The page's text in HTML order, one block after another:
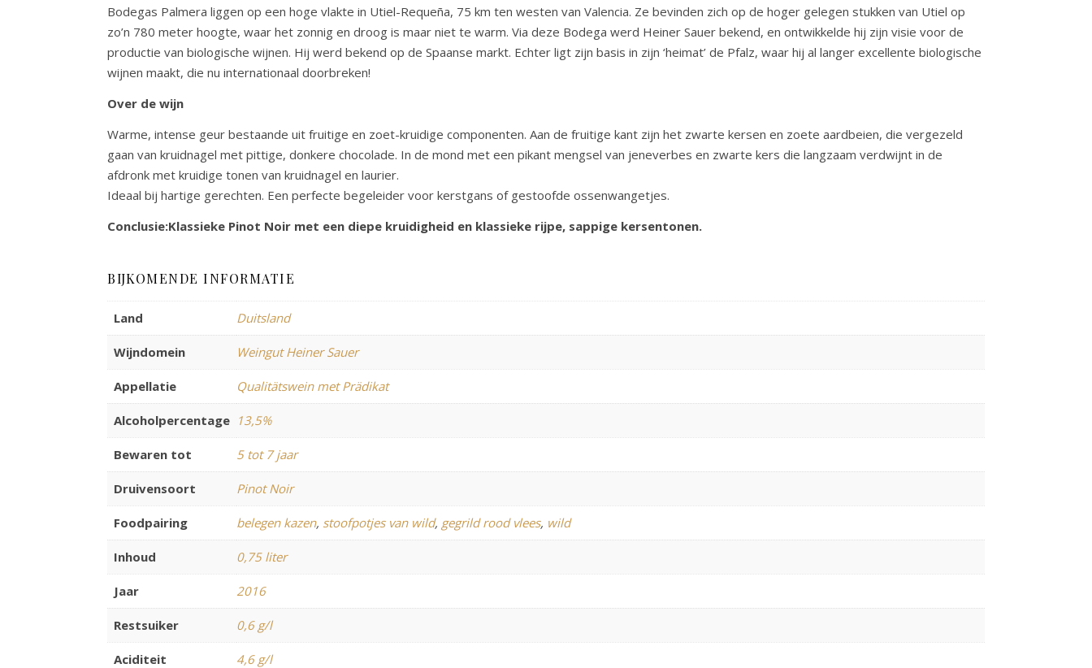
Bodegas Palmera liggen op een hoge vlakte in Utiel-Requeña, 75 km ten westen van Valencia. Ze bevinden zich op de hoger gelegen stukken van Utiel op
zo’n 780 meter hoogte, waar het zonnig en droog is maar niet te warm. Via deze Bodega werd Heiner Sauer bekend, en ontwikkelde hij zijn visie voor de
productie van biologische wijnen. Hij werd bekend op de Spaanse markt. Echter ligt zijn basis in zijn ‘heimat’ de Pfalz, waar hij al langer excellente biologische
wijnen maakt, die nu internationaal doorbreken!
Over de wijn
Warme, intense geur bestaande uit fruitige en zoet-kruidige componenten. Aan de fruitige kant zijn het zwarte kersen en zoete aardbeien, die vergezeld
gaan van kruidnagel met pittige, donkere chocolade. In de mond met een pikant mengsel van jeneverbes en zwarte kers die langzaam verdwijnt in de
afdronk met kruidige tonen van kruidnagel en laurier.
Ideaal bij hartige gerechten. Een perfecte begeleider voor kerstgans of gestoofde ossenwangetjes.
Conclusie:Klassieke Pinot Noir met een diepe kruidigheid en klassieke rijpe, sappige kersentonen.
BIJKOMENDE INFORMATIE
Land Duitsland
Wijndomein Weingut Heiner Sauer
Appellatie Qualitätswein met Prädikat
Alcoholpercentage 13,5%
Bewaren tot 5 tot 7 jaar
Druivensoort Pinot Noir
Foodpairing belegen kazen, stoofpotjes van wild, gegrild rood vlees, wild
Inhoud 0,75 liter
Jaar 2016
Restsuiker 0,6 g/l
Aciditeit 4,6 g/l